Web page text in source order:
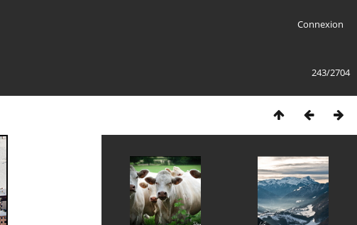
Connexion
243/2704